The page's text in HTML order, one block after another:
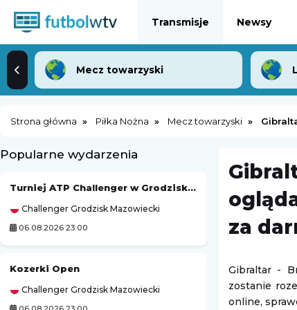
Transmisje Newsy
Mecz towarzyski
Strona główna Piłka Nożna Mecz towarzyski
Popularne wydarzenia
Turniej ATP Challenger w Grodzisku Mazowieckim
Challenger Grodzisk Mazowiecki
06.08.2026 23:00
Kozerki Open
Challenger Grodzisk Mazowiecki
Viktorija
WTA Toronto
06.08.2026 23:30
Ipswich
Elite League
za
Gibraltar -
zostanie
online,